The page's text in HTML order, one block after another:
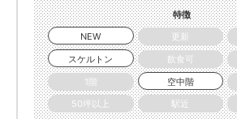
特徴
NEW
更新
スケルトン
飲食可
1階
空中階
50坪以上
駅近